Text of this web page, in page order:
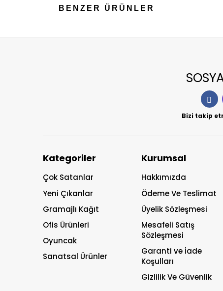
BENZER ÜRÜNLER
Bizi takip
Kategoriler
Çok Satanlar
Yeni Çıkanlar
Gramajlı Kağıt
Ofis Ürünleri
Oyuncak
Sanatsal Ürünler
Kurumsal
Hakkımızda
Ödeme Ve Teslimat
Üyelik Sözleşmesi
Mesafeli Satış
Sözleşmesi
Garanti ve İade
Koşulları
Gizlilik Ve Güvenlik